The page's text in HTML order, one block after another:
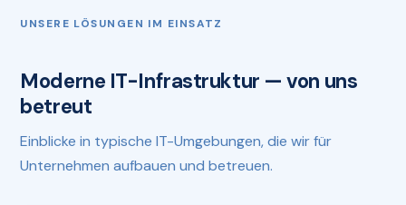
UNSERE LÖSUNGEN IM EINSATZ
Moderne IT-Infrastruktur — von uns
betreut
Einblicke in typische IT-Umgebungen, die wir für
Unternehmen aufbauen und betreuen.